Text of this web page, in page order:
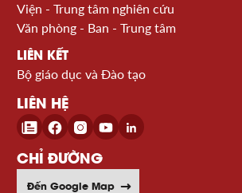
Viện - Trung tâm nghiên cứu
Văn phòng - Ban - Trung tâm
LIÊN KẾT
Bộ giáo dục và Đào tạo
LIÊN HỆ
CHỈ ĐƯỜNG
Đến Google Map